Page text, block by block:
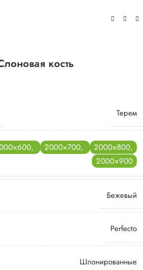
кость
Терем
, 2000×700, 2000×800,
2000×900
Бежевый
Perfecto
Шпонированные